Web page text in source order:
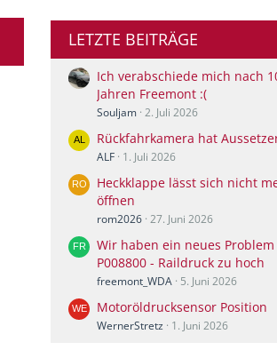
LETZTE BEITRÄGE
Ich verabschiede mich nach
Jahren Freemont :(
Souljam 2. Juli 2026
Rückfahrkamera hat
ALF 1. Juli 2026
Heckklappe lässt sich nicht
öffnen
rom2026 27. Juni 2026
Wir haben ein neues Problem
P008800 - Raildruck zu hoch
freemont_WDA 5. Juni 2026
Motoröldrucksensor Position
WernerStretz 1. Juni 2026